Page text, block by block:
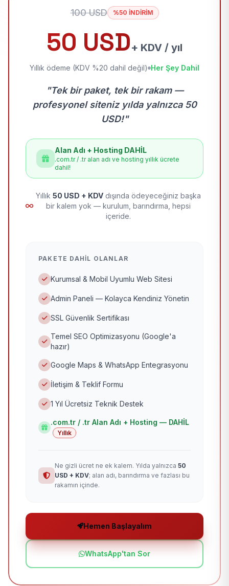
100 USD %50 İNDİRİM
50 USD+ KDV / yıl
Yıllık ödeme (KDV %20 dahil değil) Her Şey Dahil
"Tek bir paket, tek bir rakam —
profesyonel siteniz yılda yalnızca 50
USD!"
Alan Adı + Hosting DAHİL
.com.tr / .tr alan adı ve hosting yıllık ücrete
dahil!
Yıllık 50 USD + KDV dışında ödeyeceğiniz başka
bir kalem yok — kurulum, barındırma, hepsi
içeride.
PAKETE DAHIL OLANLAR
Kurumsal & Mobil Uyumlu Web Sitesi
Admin Paneli — Kolayca Kendiniz Yönetin
SSL Güvenlik Sertifikası
Temel SEO Optimizasyonu (Google'a
hazır)
Google Maps & WhatsApp Entegrasyonu
İletişim & Teklif Formu
1 Yıl Ücretsiz Teknik Destek
.com.tr / .tr Alan Adı + Hosting — DAHİL
Yıllık
Ne gizli ücret ne ek kalem. Yılda yalnızca 50
USD + KDV; alan adı, barındırma ve fazlası bu
rakamın içinde.
Hemen Başlayalım
WhatsApp'tan Sor